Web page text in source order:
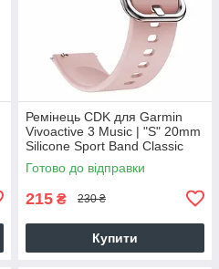
Ремінець CDK для Garmin
Vivoactive 3 Music | "S" 20mm
Silicone Sport Band Classic
(012194) (pink)
Готово до відправки
215 ₴ 230 ₴
Купити